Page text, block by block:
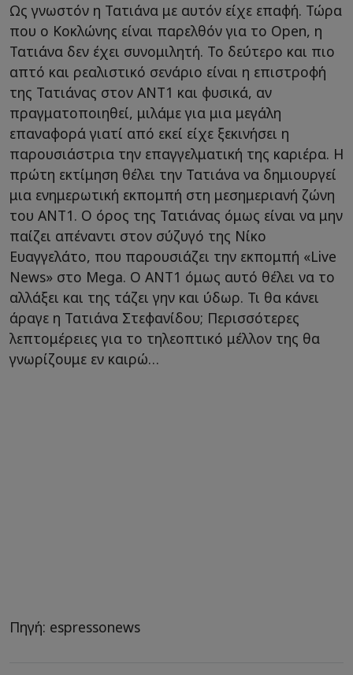
Ως γνωστόν η Τατιάνα με αυτόν είχε επαφή. Τώρα
που ο Κοκλώνης είναι παρελθόν για το Open, η
Τατιάνα δεν έχει συνομιλητή. Το δεύτερο και πιο
απτό και ρεαλιστικό σενάριο είναι η επιστροφή
της Τατιάνας στον ΑΝΤ1 και φυσικά, αν
πραγματοποιηθεί, μιλάμε για μια μεγάλη
επαναφορά γιατί από εκεί είχε ξεκινήσει η
παρουσιάστρια την επαγγελματική της καριέρα. Η
πρώτη εκτίμηση θέλει την Τατιάνα να δημιουργεί
μια ενημερωτική εκπομπή στη μεσημεριανή ζώνη
του ΑΝΤ1. Ο όρος της Τατιάνας όμως είναι να μην
παίζει απέναντι στον σύζυγό της Νίκο
Ευαγγελάτο, που παρουσιάζει την εκπομπή «Live
News» στο Mega. Ο ΑΝΤ1 όμως αυτό θέλει να το
αλλάξει και της τάζει γην και ύδωρ. Τι θα κάνει
άραγε η Τατιάνα Στεφανίδου; Περισσότερες
λεπτομέρειες για το τηλεοπτικό μέλλον της θα
γνωρίζουμε εν καιρώ…
Πηγή: espressonews